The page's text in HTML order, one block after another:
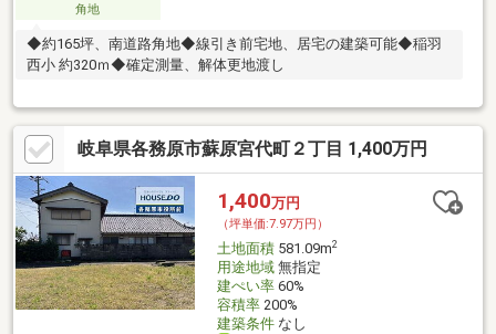
角地
◆約165坪、南道路角地◆線引き前宅地、居宅の建築可能◆稲羽
西小 約320ｍ◆確定測量、解体更地渡し
岐阜県各務原市蘇原宮代町２丁目 1,400万円
1,400万円
（坪単価:7.97万円）
土地面積581.09m2
用途地域無指定
建ぺい率60%
容積率200%
建築条件なし